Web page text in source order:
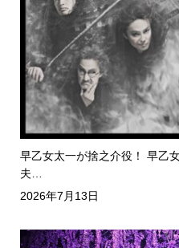
早乙女太一が捨之介役！ 早乙
夫…
2026年7月13日